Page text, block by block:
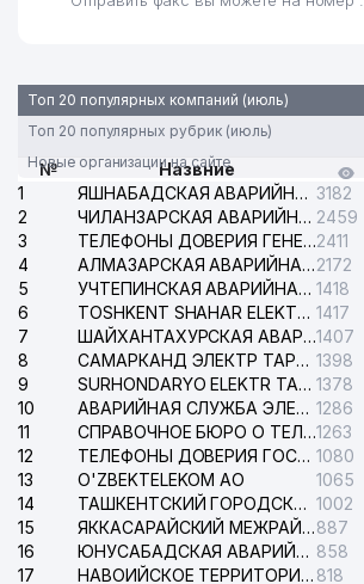
Топ 20 популярных компаний (июль)
Топ 20 популярных рубрик (июль)
Новые организации на сайте
№
Назвние
1
ЯШНАБАДСКАЯ АВАРИЙНАЯ СЛУЖБА ЭЛЕКТРОСЕТИ 3182
2
ЧИЛАНЗАРСКАЯ АВАРИЙНАЯ СЛУЖБА ЭЛЕКТРОСЕТИ 2459
3
ТЕЛЕФОНЫ ДОВЕРИЯ ГЕНЕРАЛЬНОЙ ПРОКУРАТУРЫ РЕСПУБЛИКИ УЗБЕКИСТАН2411
4
АЛМАЗАРСКАЯ АВАРИЙНАЯ СЛУЖБА ЭЛЕКТРОСЕТИ2172
5
УЧТЕПИНСКАЯ АВАРИЙНАЯ СЛУЖБА ЭЛЕКТРОСЕТИ 1418
6
TOSHKENT SHAHAR ELEKTR TARMOQLARI KORXONASI АО 1417
7
ШАЙХАНТАХУРСКАЯ АВАРИЙНАЯ СЛУЖБА ЭЛЕКТРОСЕТИ1407
8
САМАРКАНД ЭЛЕКТР ТАРМОКЛАРИ АО 1398
9
SURHONDARYO ELEKTR TARMOKLARI АО 1378
10
АВАРИЙНАЯ СЛУЖБА ЭЛЕКТРОСЕТИ ТАШКЕНТСКОГО РАЙОНА 1286
11
СПРАВОЧНОЕ БЮРО О ТЕЛЕФОНАХ ОРГАНИЗАЦИЙ г. ТАШКЕНТА1263
12
ТЕЛЕФОНЫ ДОВЕРИЯ ГОСУДАРСТВЕННОГО ЦЕНТРА ТЕСТИРОВАНИЯ 1080
13
O'ZBEKTELEKOM АО
1065
14
ТАШКЕНТСКИЙ ГОРОДСКОЙ СУД ПО ГРАЖДАНСКИМ ДЕЛАМ 1002
15
ЯККАСАРАЙСКИЙ МЕЖРАЙОННЫЙ СУД ПО ГРАЖДАНСКИМ ДЕЛАМ887
16
ЮНУСАБАДСКАЯ АВАРИЙНАЯ СЛУЖБА ЭЛЕКТРОСЕТИ 858
17
НАВОИЙСКОЕ ТЕРРИТОРИАЛЬНОЕ ПРЕДПРИЯТИЕ ЭЛЕКТРОСЕТИ АО 818